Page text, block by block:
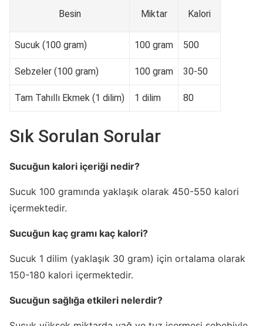
Besin Miktar Kalori
Sucuk (100 gram) 100 gram 500
Sebzeler (100 gram) 100 gram 30-50
Tam Tahıllı Ekmek (1 dilim) 1 dilim 80
Sık Sorulan Sorular
Sucuğun kalori içeriği nedir?
Sucuk 100 gramında yaklaşık olarak 450-550 kalori
içermektedir.
Sucuğun kaç gramı kaç kalori?
Sucuk 1 dilim (yaklaşık 30 gram) için ortalama olarak
150-180 kalori içermektedir.
Sucuğun sağlığa etkileri nelerdir?